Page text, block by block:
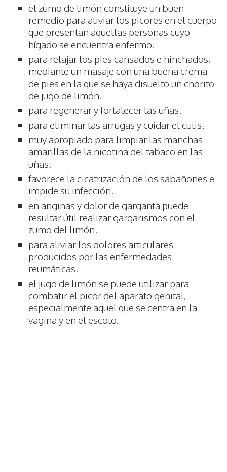
el zumo de limón constituye un buen
remedio para aliviar los picores en el cuerpo
que presentan aquellas personas cuyo
hígado se encuentra enfermo.
para relajar los pies cansados e hinchados,
mediante un masaje con una buena crema
de pies en la que se haya disuelto un chorito
de jugo de limón.
para regenerar y fortalecer las uñas.
para eliminar las arrugas y cuidar el cutis.
muy apropiado para limpiar las manchas
amarillas de la nicotina del tabaco en las
uñas.
favorece la cicatrización de los sabañones e
impide su infección.
en anginas y dolor de garganta puede
resultar útil realizar gargarismos con el
zumo del limón.
para aliviar los dolores articulares
producidos por las enfermedades
reumáticas.
el jugo de limón se puede utilizar para
combatir el picor del aparato genital,
especialmente aquel que se centra en la
vagina y en el escoto.